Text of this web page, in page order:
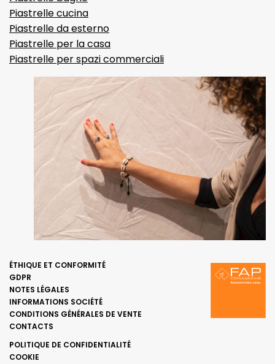
Piastrelle cucina
Piastrelle da esterno
Piastrelle per la casa
Piastrelle per spazi commerciali
ÉTHIQUE ET CONFORMITÉ
GDPR
NOTES LÉGALES
INFORMATIONS SOCIÉTÉ
CONDITIONS GÉNÉRALES DE VENTE
CONTACTS
POLITIQUE DE CONFIDENTIALITÉ
COOKIE